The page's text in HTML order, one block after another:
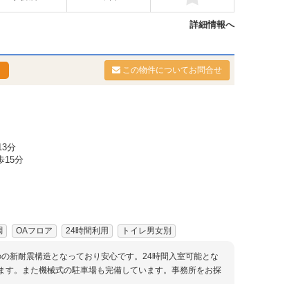
詳細情報へ
この物件についてお問合せ
分
15分
OAフロア 24時間利用 トイレ男女別
新耐震構造となっており安心です。24時間入室可能とな
。また機械式の駐車場も完備しています。事務所をお探